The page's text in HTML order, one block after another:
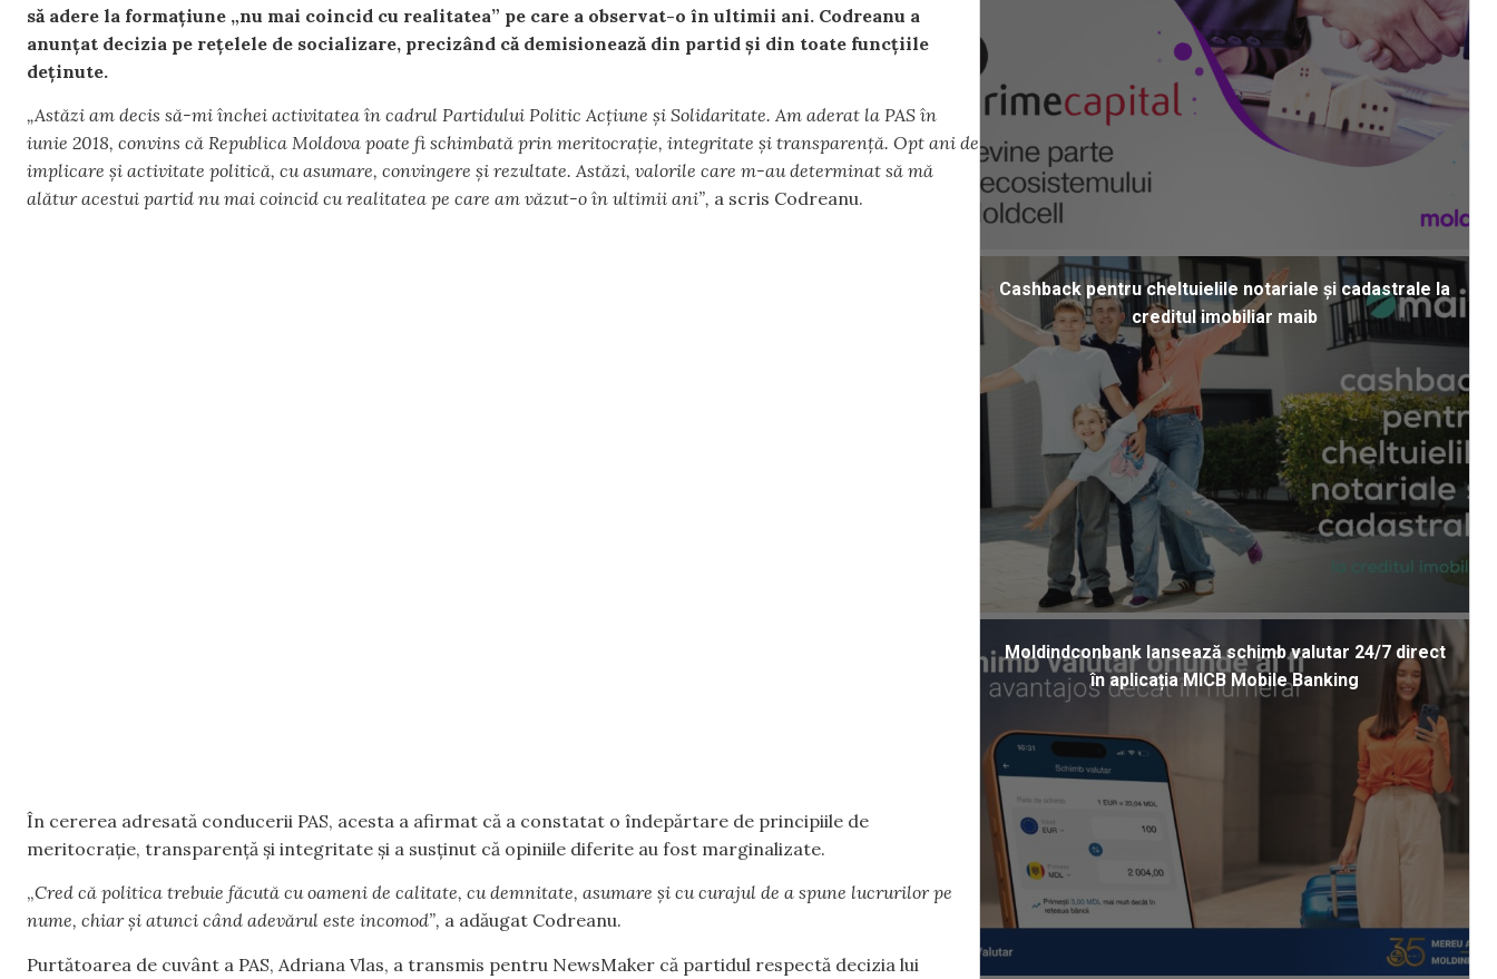
să adere la formațiune „nu mai coincid cu realitatea” pe care a observat-o în ultimii ani. Codreanu a
anunțat decizia pe rețelele de socializare, precizând că demisionează din partid și din toate funcțiile
deținute.
„Astăzi am decis să-mi închei activitatea în cadrul Partidului Politic Acțiune și Solidaritate. Am aderat la PAS în
iunie 2018, convins că Republica Moldova poate fi schimbată prin meritocrație, integritate și transparență. Opt ani de
implicare și activitate politică, cu asumare, convingere și rezultate. Astăzi, valorile care m-au determinat să mă
alătur acestui partid nu mai coincid cu realitatea pe care am văzut-o în ultimii ani”, a scris Codreanu.
În cererea adresată conducerii PAS, acesta a afirmat că a constatat o îndepărtare de principiile de
meritocrație, transparență și integritate și a susținut că opiniile diferite au fost marginalizate.
„Cred că politica trebuie făcută cu oameni de calitate, cu demnitate, asumare și cu curajul de a spune lucrurilor pe
nume, chiar și atunci când adevărul este incomod”, a adăugat Codreanu.
Purtătoarea de cuvânt a PAS, Adriana Vlas, a transmis pentru NewsMaker că partidul respectă decizia lui
Cashback pentru cheltuielile notariale și cadastrale la
creditul imobiliar maib
Moldindconbank lansează schimb valutar 24/7 direct
în aplicația MICB Mobile Banking